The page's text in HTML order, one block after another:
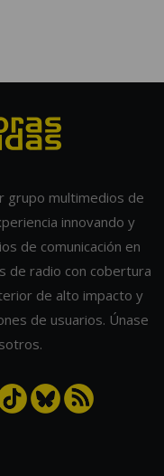
grupo multimedios de
innovando y
de comunicación en
de radio con cobertura
de alto impacto y
de usuarios. Únase